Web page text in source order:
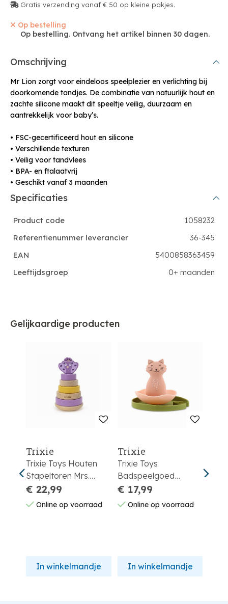
Gratis verzending vanaf € 50 op kleine pakjes.
Op bestelling
Op bestelling. Ontvang het artikel binnen 30 dagen.
Omschrijving
Mr Lion zorgt voor eindeloos speelplezier en verlichting bij
doorkomende tandjes. De combinatie van natuurlijk hout en
zachte silicone maakt dit speeltje veilig, duurzaam en
aantrekkelijk voor baby’s.
• FSC-gecertificeerd hout en silicone
• Verschillende texturen
• Veilig voor tandvlees
• BPA- en ftalaatvrij
• Geschikt vanaf 3 maanden
Specificaties
Product code
1058232
Referentienummer leverancier
36-345
EAN
5400858363459
Leeftijdsgroep
0+ maanden
Gelijkaardige producten
Trixie
Trixie Toys Houten
Stapeltoren Mrs.
Peacock
€ 22,99
Online op voorraad
In winkelmandje
Trixie
Trixie Toys
Badspeelgoed
Drijvende Bloem Mrs.
Cat
€ 17,99
Online op voorraad
In winkelmandje